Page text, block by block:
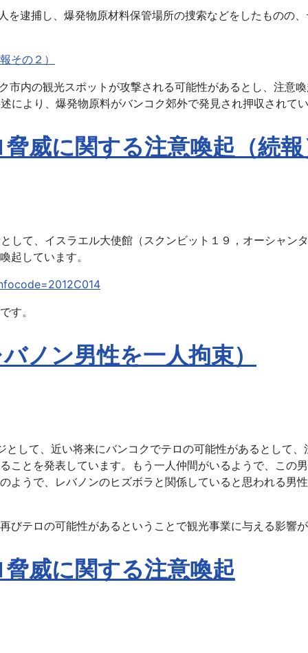
逮捕し、爆発物原材料保管場所の捜索などをしたものの
その２）
市内の観光スポットが攻撃される可能性があるとし、注意
により、爆発物原料がバンコク郊外で発見され押収されて
威に関する注意喚起（続
して、イスラエル大使館（スクンビット１９，オーシャン
起しています。
す。
ノン男性を一人拘束）
して、近い将来にバンコクでテロの可能性があるとして
ことを発表しています。もう一人仲間がいるようで、この
ようで、レバノンのヒズボラと関係していると思われる男
びテロの可能性があるということで観光事業に与える影響
威に関する注意喚起